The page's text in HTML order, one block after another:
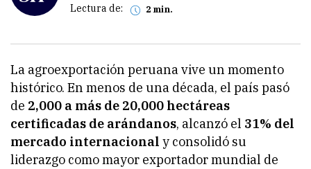
Lectura de: 2 min.
La agroexportación peruana vive un momento
histórico. En menos de una década, el país pasó
de 2,000 a más de 20,000 hectáreas
certificadas de arándanos, alcanzó el 31% del
mercado internacional y consolidó su
liderazgo como mayor exportador mundial de